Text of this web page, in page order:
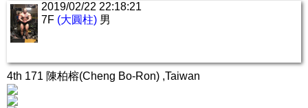
2019/02/22 22:18:21
7F (大圓柱) 男
4th 171 陳柏榕(Cheng Bo-Ron) ,Taiwan